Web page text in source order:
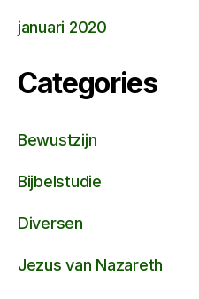
januari 2020
Categories
Bewustzijn
Bijbelstudie
Diversen
Jezus van Nazareth